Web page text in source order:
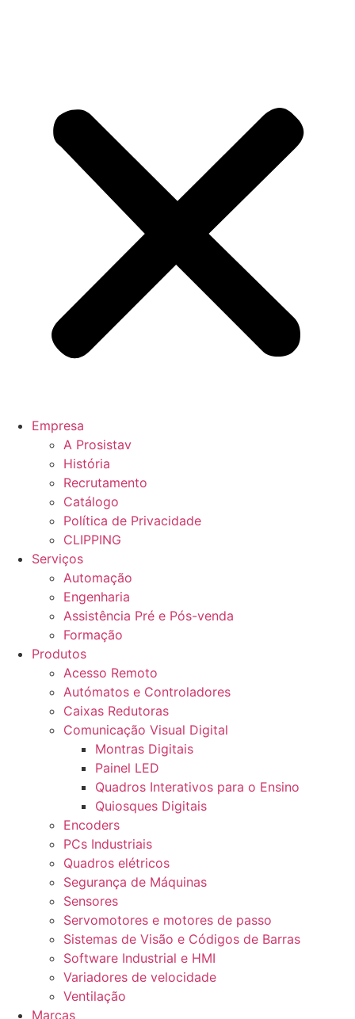
Empresa
A Prosistav
História
Recrutamento
Catálogo
Política de Privacidade
CLIPPING
Serviços
Automação
Engenharia
Assistência Pré e Pós-venda
Formação
Produtos
Acesso Remoto
Autómatos e Controladores
Caixas Redutoras
Comunicação Visual Digital
Montras Digitais
Painel LED
Quadros Interativos para o Ensino
Quiosques Digitais
Encoders
PCs Industriais
Quadros elétricos
Segurança de Máquinas
Sensores
Servomotores e motores de passo
Sistemas de Visão e Códigos de Barras
Software Industrial e HMI
Variadores de velocidade
Ventilação
Marcas